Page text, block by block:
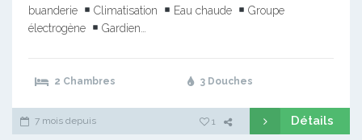
buanderie
Climatisation Eau chaude
Groupe
électrogène
Gardien…
2 Chambres 3 Douches
7 mois depuis 1 Détails